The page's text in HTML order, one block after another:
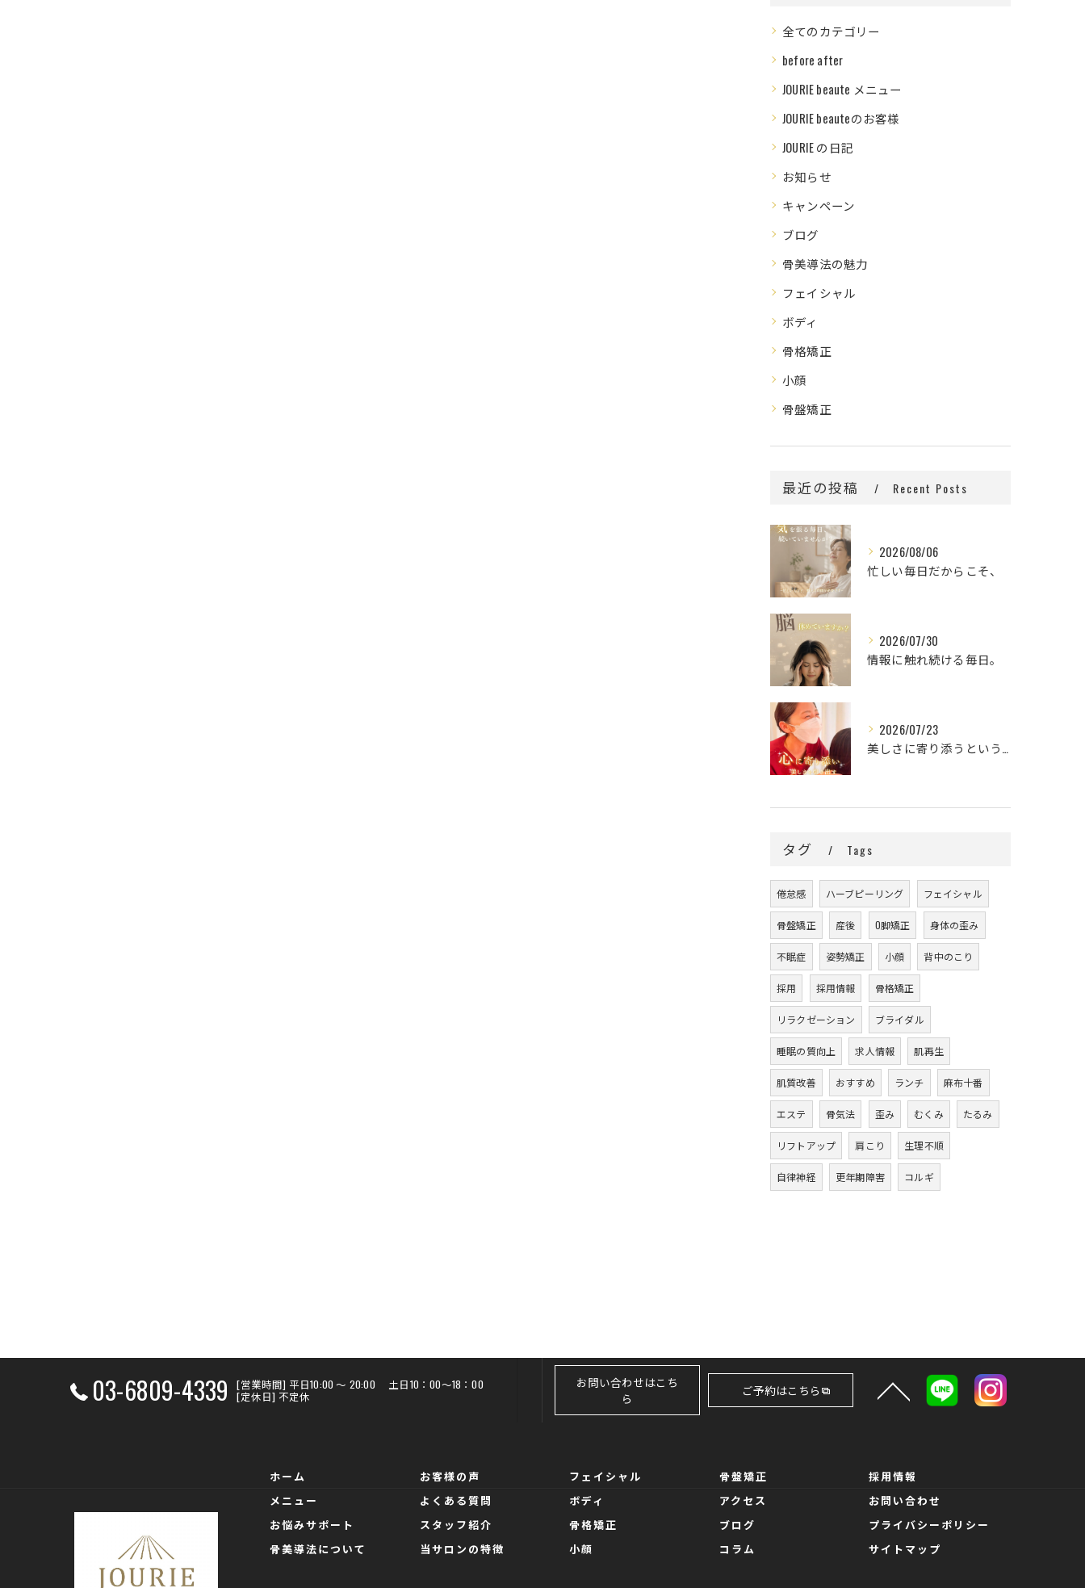
全てのカテゴリー
before after
JOURIE beaute メニュー
JOURIE beauteのお客様
JOURIE の日記
お知らせ
キャンペーン
ブログ
骨美導法の魅力
フェイシャル
ボディ
骨格矯正
小顔
骨盤矯正
最近の投稿 Recent Posts
2026/08/06
忙しい毎日だからこそ、
2026/07/30
情報に触れ続ける毎日。
2026/07/23
美しさに寄り添うということ。
タグ Tags
倦怠感 ハーブピーリング フェイシャル
骨盤矯正 産後 O脚矯正 身体の歪み
不眠症 姿勢矯正 小顔 背中のこり
採用 採用情報 骨格矯正
リラクゼーション ブライダル
睡眠の質向上 求人情報 肌再生
肌質改善 おすすめ ランチ 麻布十番
エステ 骨気法 歪み むくみ たるみ
リフトアップ 肩こり 生理不順
自律神経 更年期障害 コルギ
03-6809-4339 [営業時間] 平日10:00 〜 20:00 土日10：00～18：00
[定休日] 不定休
お問い合わせはこち
ら
ご予約はこちら
ホーム
メニュー
お悩みサポート
骨美導法について
お客様の声
よくある質問
スタッフ紹介
当サロンの特徴
フェイシャル
ボディ
骨格矯正
小顔
骨盤矯正
アクセス
ブログ
コラム
採用情報
お問い合わせ
プライバシーポリシー
サイトマップ